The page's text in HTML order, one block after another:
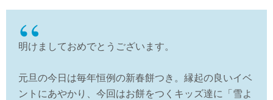
明けましておめでとうございます。
元旦の今日は毎年恒例の新春餅つき。縁起の良いイベ
ントにあやかり、今回はお餅をつくキッズ達に「雪よ